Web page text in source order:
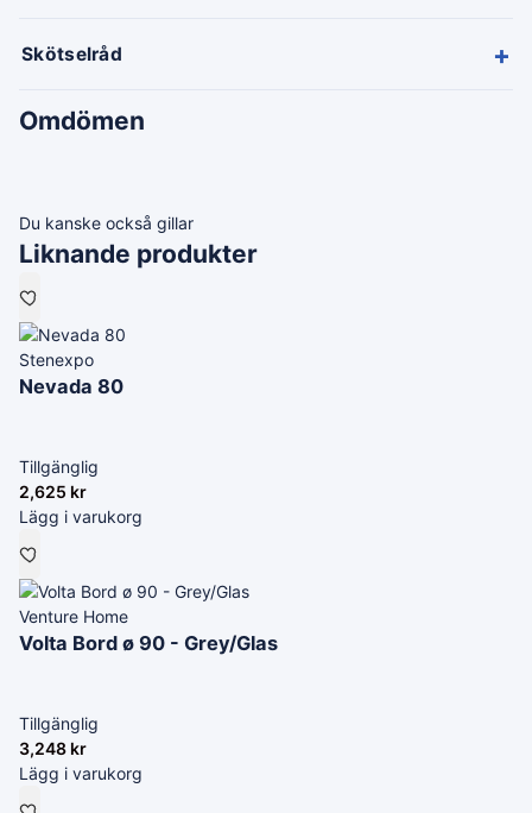
Skötselråd +
Omdömen
Du kanske också gillar
Liknande produkter
Stenexpo
Nevada 80
Tillgänglig
2,625 kr
Lägg i varukorg
Venture Home
Volta Bord ø 90 - Grey/Glas
Tillgänglig
3,248 kr
Lägg i varukorg